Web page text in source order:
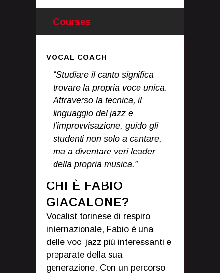
Courses
VOCAL COACH
“Studiare il canto significa
trovare la propria voce unica.
Attraverso la tecnica, il
linguaggio del jazz e
l’improvvisazione, guido gli
studenti non solo a cantare,
ma a diventare veri leader
della propria musica.”
CHI È FABIO
GIACALONE?
Vocalist torinese di respiro
internazionale, Fabio è una
delle voci jazz più interessanti e
preparate della sua
generazione. Con un percorso